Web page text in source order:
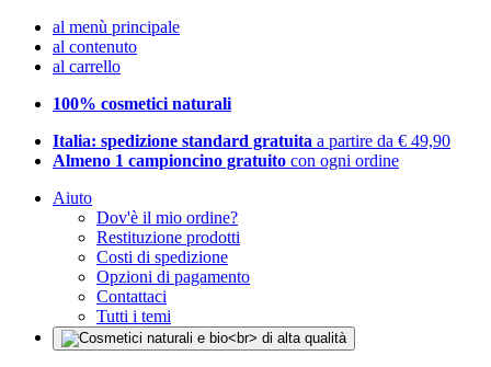
al menù principale
al contenuto
al carrello
100% cosmetici naturali
Italia: spedizione standard gratuita a partire da € 49,90
Almeno 1 campioncino gratuito con ogni ordine
Aiuto
Dov'è il mio ordine?
Restituzione prodotti
Costi di spedizione
Opzioni di pagamento
Contattaci
Tutti i temi